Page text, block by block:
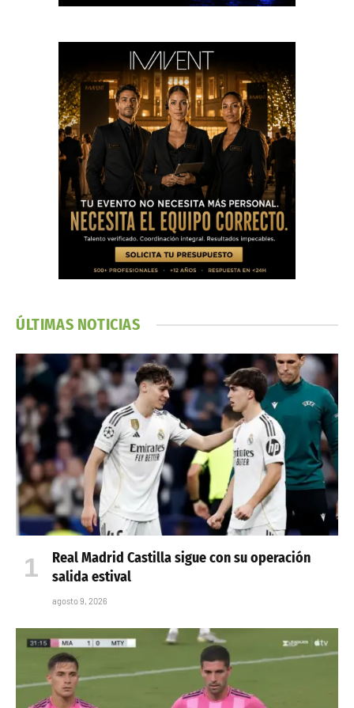
ÚLTIMAS NOTICIAS
Real Madrid Castilla sigue con su operación
salida estival
agosto 9, 2026